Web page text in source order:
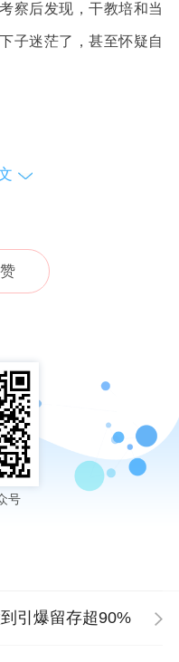
察后发现，干教培和当
子迷茫了，甚至怀疑自
着手机，整个人处在困
育培训机构未来十年的
恰恰解决了我这么些天
经理侯老师的电话。在
一个老师一同到了北京
了许多的弯路。总部领
经理对接有问题时，为
号
引爆留存超90%